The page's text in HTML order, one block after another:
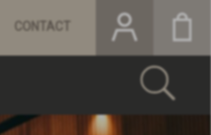
CONTACT